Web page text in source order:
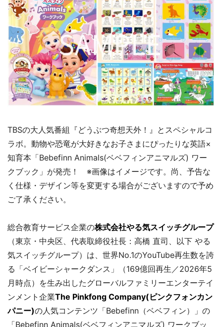
TBSの大人気番組『どうぶつ奇想天外！』とスペシャルコ
ラボ。動物や恐竜が大好きなお子さまにぴったりな英語×
知育本「Bebefinn Animals(ベベフィンアニマルズ) ワー
クブック」が発売！ ※画像はイメージです。尚、予告な
く仕様・デザイン等を変更する場合がございますので予め
ご了承ください。
総合教育サービス企業の株式会社やる気スイッチグループ
（東京・中央区、代表取締役社長：高橋 直司、以下 やる
気スイッチグループ）は、世界No.1のYouTube再生数を誇
る「ベイビーシャークダンス」（169億回再生／2026年5
月時点）を生み出したグローバルファミリーエンターテイ
ンメント企業The Pinkfong Company(ピンクフォンカン
パニー)の人気コンテンツ「Bebefinn（ベベフィン）」の
「Bebefinn Animals(ベベフィンアニマルズ) ワークブッ